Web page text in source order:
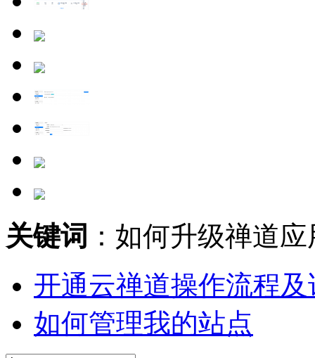
关键词 ：如何升级禅道应
开通云禅道操作流程及
如何管理我的站点